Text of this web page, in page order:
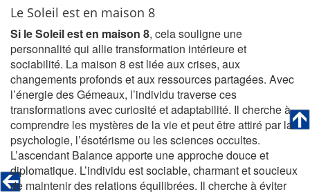
Le Soleil est en maison 8
Si le Soleil est en maison 8, cela souligne une
personnalité qui allie transformation intérieure et
sociabilité. La maison 8 est liée aux crises, aux
changements profonds et aux ressources partagées. Avec
l’énergie des Gémeaux, l’individu traverse ces
transformations avec curiosité et adaptabilité. Il cherche à
comprendre les mystères de la vie et peut être attiré par la
psychologie, l’ésotérisme ou les sciences occultes.
L’ascendant Balance apporte une approche douce et
diplomatique. L’individu est sociable, charmant et soucieux
de maintenir des relations équilibrées. Il cherche à éviter